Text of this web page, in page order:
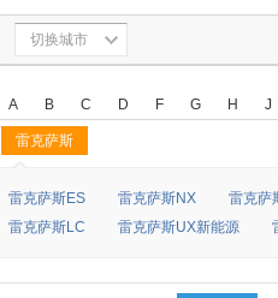
切换城市
A B C D F G H J
雷克萨斯
◆
◆
雷克萨斯ES 雷克萨斯NX
雷克萨
雷克萨斯LC
雷克萨斯UX新能源